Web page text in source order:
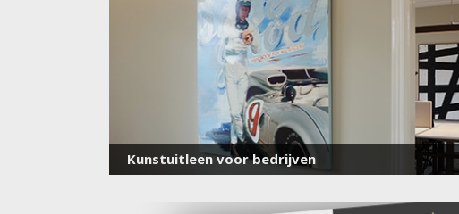
Kunstuitleen voor bedrijven